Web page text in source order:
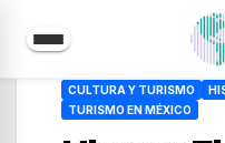
CULTURA Y TURISMO
TURISMO EN MÉXICO